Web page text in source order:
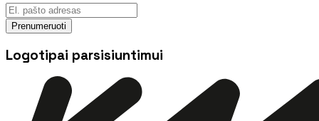
Prenumeruoti
Logotipai parsisiuntimui